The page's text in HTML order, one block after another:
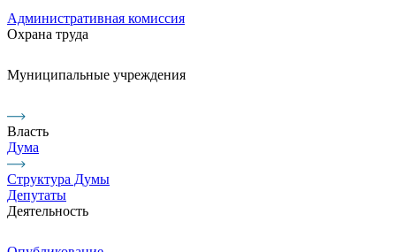
Административная комиссия
Охрана труда
Муниципальные учреждения
Власть
Дума
Структура Думы
Депутаты
Деятельность